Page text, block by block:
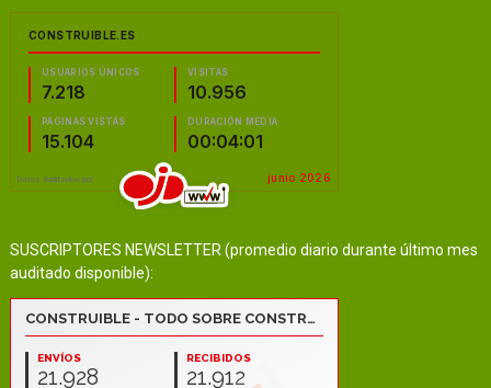
SUSCRIPTORES NEWSLETTER (promedio diario durante último mes
auditado disponible):